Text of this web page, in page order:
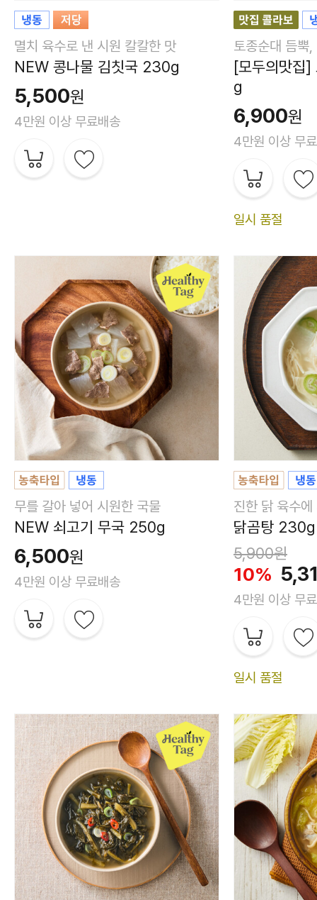
멸치 육수로 낸 시원 칼칼한 맛
NEW 콩나물 김칫국 230g
5,500원
4만원 이상 무료배송
토종순대 듬뿍
[모두의맛집
g
6,900원
4만원 이상 무
일시 품절
무를 갈아 넣어 시원한 국물
NEW 쇠고기 무국 250g
6,500원
4만원 이상 무료배송
진한 닭 육수
닭곰탕 230g
5,900원
10%
4만원 이상 무
일시 품절